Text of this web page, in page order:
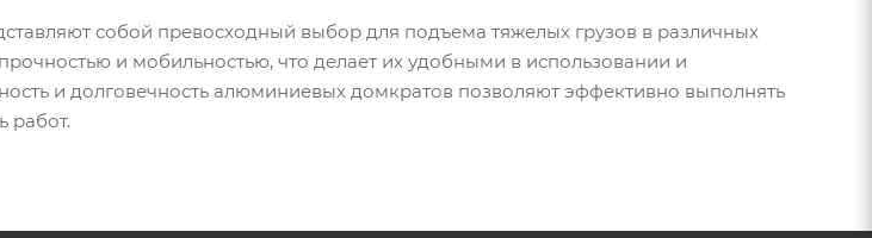
собой превосходный выбор для подъема тяжелых грузов в различных
и мобильностью, что делает их удобными в использовании и
и долговечность алюминиевых домкратов позволяют эффективно выполнять
работ.